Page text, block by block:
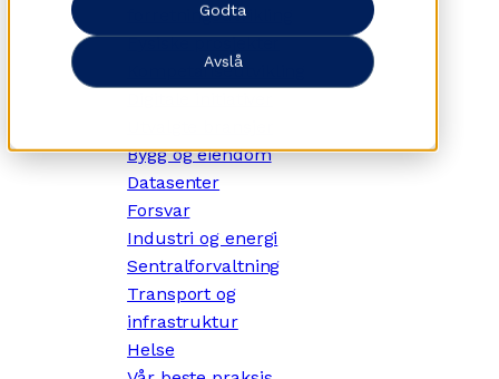
Godta
Avslå
forretningsutvikling
Fysiske prosjekter
Kompetanseutvikling
Bygg og eiendom
Datasenter
Forsvar
Industri og energi
Sentralforvaltning
Transport og
infrastruktur
Helse